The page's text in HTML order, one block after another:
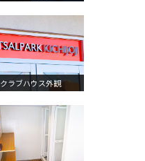
クラブハウス外観